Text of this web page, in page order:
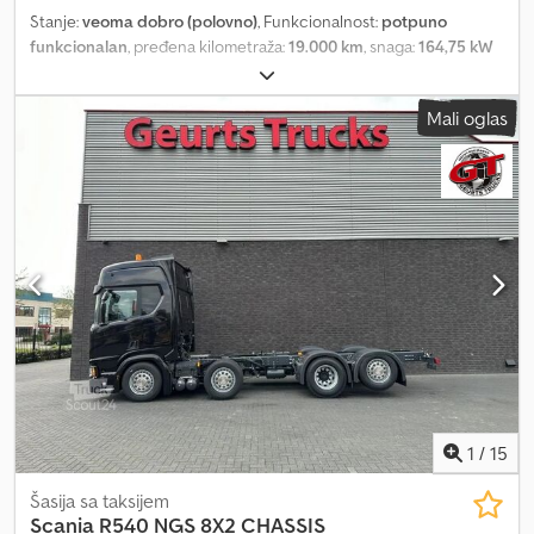
Stanje:veoma dobro (polovno), Funkcionalnost: potpuno
funkcionalan, pređena kilometraža:19.000 km, snaga:164,75 kW
12/1998
konfiguracija osovina:4x4, međuosovinsko rastojanje:3.600 mm,
dizel, boja:crvena, kabina vozača:ostalo, tip prenosa:
mehanički, Oprema:diferencijalna blokada, dodatna prednja
svetla, maglenke, pogon na sve točkove, registracija kamiona,
vučna spojnica prikolice, MAN TLF 16 / 25 nadgradnja Metz pogon
na sva četiri točka Grupna kabina za posadu 1 + 5 Diferencijalne
blokade, oko 19.000 km Prva registracija 12 / 1998 Rezervoar 2400 l
Svetlosni jarbol na prednjem zidu nadgradnje Osvetljenje okoline
Krovna kutija Crjdswhfl Ujpfx Aggjf Skladište za elektro/
osvetljenje Snegolanci PA-kabina S-napadni haspel Zaštita za
grane Martin sirenska instalacija Prednji bljeskalice Nove
tehničke inspekcije HU / AU / SP na zahtev uz doplatu Cena po
pisanoj ponudi Prodaja isključivo državnim organima i privrednim
subjektima
Mali oglas
1 / 15
Šasija sa taksijem
Scania R540 NGS 8X2 CHASSIS